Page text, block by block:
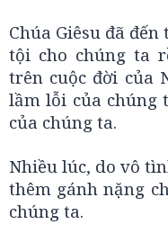
Chúa Giêsu đã
tội cho chúng ta
trên cuộc đời của
lầm lỗi của chúng
của chúng ta.
Nhiều lúc, do vô
thêm gánh nặng
chúng ta.